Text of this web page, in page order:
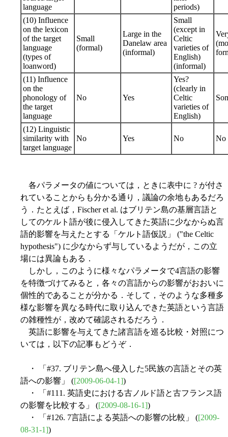
language
periods)
(10) Influence
on the lexicon
of the target
language
(types of
loanword)
Small
(formal)
Large in the
Danelaw area
(informal)
Small
(except in
Celtic
varieties of
English)
(informal)
(11) Influence
on the
phonology of
the target
language
No Yes
Yes?
(clearly in
Celtic
varieties of
English)
(12) Linguistic
similarity with
target language
No Yes No No
各パラメータの値については，ときに表中に ? が付さ
れていることからも分かる通り，議論の余地もあるだろ
う．たとえば，Fischer et al. はブリテン島の基層言語と
してのケルト語が後に侵入してきた英語に少なからぬ言
語的影響を与えたとする「ケルト語仮説」 ("the Celtic
hypothesis") に少なからず与しているようだが，この立
場には異論もある．
しかし，このように様々なパラメータで4言語の影響
を特徴づけてみると，各々の言語からの影響がおおいに
個性的であることが分かる．そして，そのような多種多
様な影響を異なる時代に取り込んできた英語という言語
の雑種性が，改めて確認されるだろう．
英語に影響を与えてきた諸言語を巡る比較・対照につ
いては，以下の記事もどうぞ．
・ 「#37. ブリテン島へ侵入した5民族の言語とその英
語への影響」 ([2009-06-04-1])
・ 「#111. 英語史における古ノルド語と古フランス語
の影響を比較する」 ([2009-08-16-1])
・ 「#126. 7言語による英語への影響の比較」 ([2009-
08-31-1])